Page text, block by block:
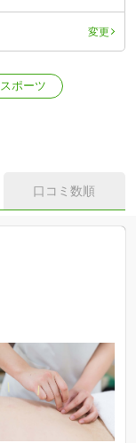
変更
スポーツ
口コミ数順